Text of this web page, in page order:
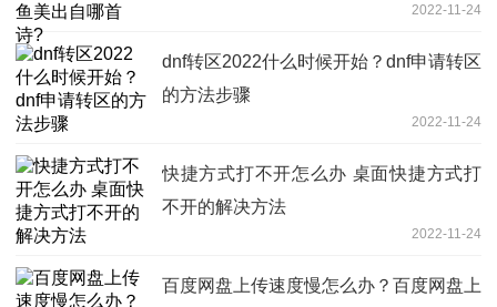
2022-11-24
dnf转区2022什么时候开始？dnf申请转区
的方法步骤
2022-11-24
快捷方式打不开怎么办 桌面快捷方式打
不开的解决方法
2022-11-24
百度网盘上传速度慢怎么办？百度网盘上